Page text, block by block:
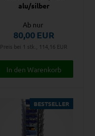
alu/silber
Ab nur
80,00EUR
Preis bei 1 stk., 114,16 EUR
BESTSELLER